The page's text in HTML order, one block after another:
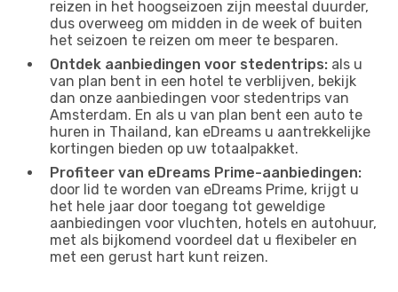
reizen in het hoogseizoen zijn meestal duurder,
dus overweeg om midden in de week of buiten
het seizoen te reizen om meer te besparen.
Ontdek aanbiedingen voor stedentrips: als u
van plan bent in een hotel te verblijven, bekijk
dan onze aanbiedingen voor stedentrips van
Amsterdam. En als u van plan bent een auto te
huren in Thailand, kan eDreams u aantrekkelijke
kortingen bieden op uw totaalpakket.
Profiteer van eDreams Prime-aanbiedingen:
door lid te worden van eDreams Prime, krijgt u
het hele jaar door toegang tot geweldige
aanbiedingen voor vluchten, hotels en autohuur,
met als bijkomend voordeel dat u flexibeler en
met een gerust hart kunt reizen.